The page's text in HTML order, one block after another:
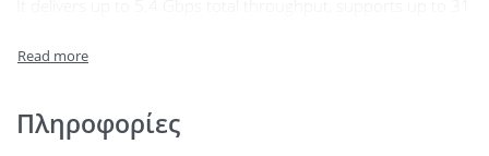
Engineered for outdoor durability, it offers IPX6
tools via UISP.
Ideal for ISPs and enterprise wireless backhaul deployments.
Πληροφορίες